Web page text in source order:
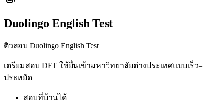
Duolingo English Test
ติวสอบ Duolingo English Test
เตรียมสอบ DET ใช้ยื่นเข้ามหาวิทยาลัยต่างประเทศแบบเร็ว–
ประหยัด
สอบที่บ้านได้